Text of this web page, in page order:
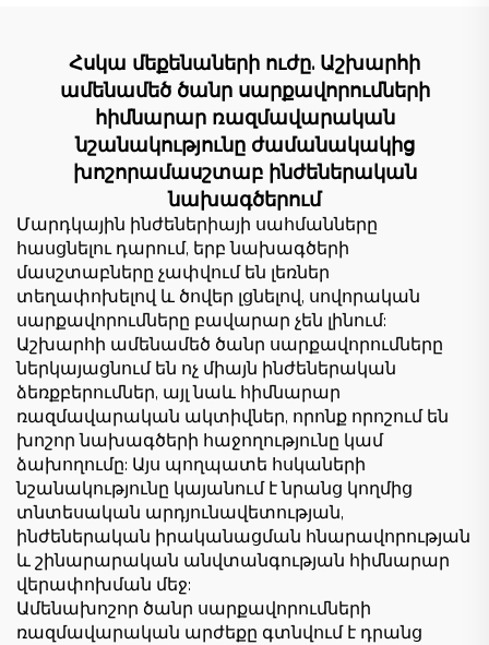
համար ցածր գնով
համար
Հսկա մեքենաների ուժը. Աշխարհի
ամենամեծ ծանր սարքավորումների
հիմնարար ռազմավարական
նշանակությունը ժամանակակից
խոշորամասշտաբ ինժեներական
նախագծերում
Մարդկային ինժեներիայի սահմանները
հասցնելու դարում, երբ նախագծերի
մասշտաբները չափվում են լեռներ
տեղափոխելով և ծովեր լցնելով, սովորական
սարքավորումները բավարար չեն լինում:
Աշխարհի ամենամեծ ծանր սարքավորումները
ներկայացնում են ոչ միայն ինժեներական
ձեռքբերումներ, այլ նաև հիմնարար
ռազմավարական ակտիվներ, որոնք որոշում են
խոշոր նախագծերի հաջողությունը կամ
ձախողումը: Այս պողպատե հսկաների
նշանակությունը կայանում է նրանց կողմից
տնտեսական արդյունավետության,
ինժեներական իրականացման հնարավորության
և շինարարական անվտանգության հիմնարար
վերափոխման մեջ:
Ամենախոշոր ծանր սարքավորումների
ռազմավարական արժեքը գտնվում է դրանց